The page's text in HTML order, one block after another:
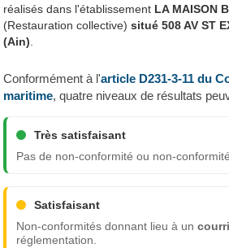
réalisés dans l'établissement LA MAISON
(Restauration collective) situé 508 AV ST
(Ain)
Conformément à l'article D231-3-11 du
maritime, quatre niveaux de résultats
Très satisfaisant
Pas de non-conformité ou non-
Satisfaisant
Non-conformités donnant lieu à un
réglementation.